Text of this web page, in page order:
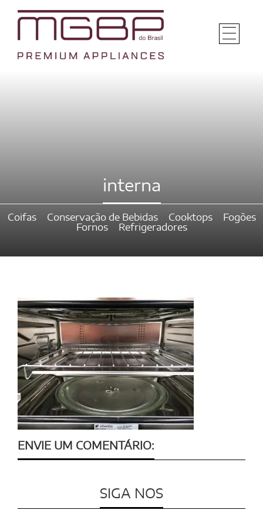
interna
Coifas Conservação de Bebidas Cooktops
Fogões
Fornos
Refrigeradores
ENVIE UM COMENTÁRIO:
SIGA NOS